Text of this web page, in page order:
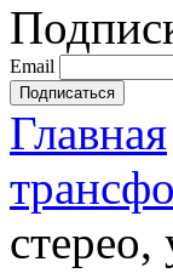
Email
Главная
стерео,